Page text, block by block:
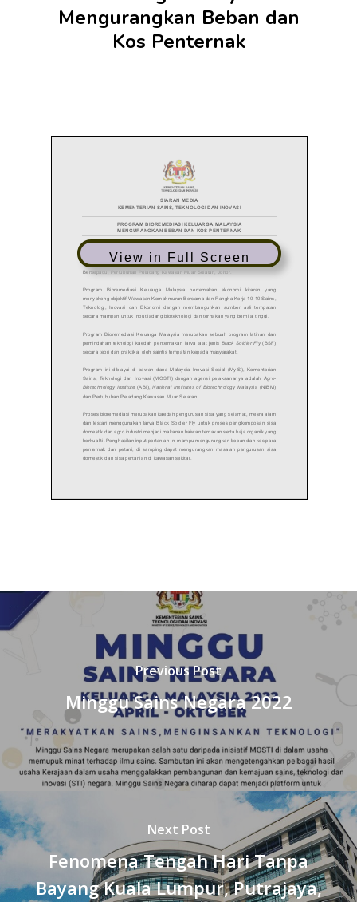
Mengurangkan Beban dan
Kos Penternak
View in Full Screen
Previous Post
Minggu Sains Negara 2022
Next Post
Fenomena Tengah Hari Tanpa
Bayang Kuala Lumpur, Putrajaya,